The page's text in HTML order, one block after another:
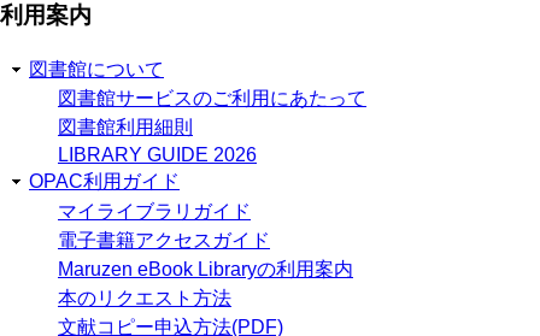
利用案内
図書館について
図書館サービスのご利用にあたって
図書館利用細則
LIBRARY GUIDE 2026
OPAC利用ガイド
マイライブラリガイド
電子書籍アクセスガイド
Maruzen eBook Libraryの利用案内
本のリクエスト方法
文献コピー申込方法(PDF)